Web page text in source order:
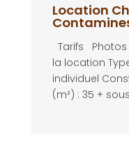
Location
Tarifs
la location
individuel
(m²) : 35 +